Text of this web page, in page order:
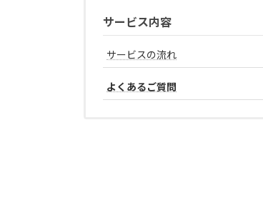
サービス内容
サービスの流れ
よくあるご質問